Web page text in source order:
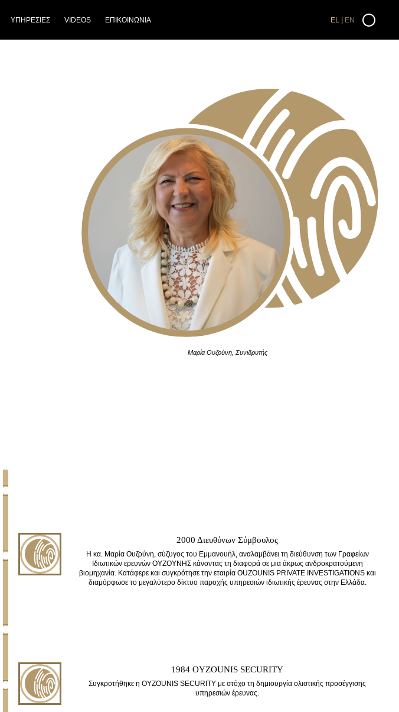
ΥΠΗΡΕΣΙΕΣ VIDEOS ΕΠΙΚΟΙΝΩΝΙΑ EL EN
Μαρία Ουζούνη, Συνιδρυτής
2000 Διευθύνων Σύμβουλος
Η κα. Μαρία Ουζούνη, σύζυγος του Εμμανουήλ, αναλαμβάνει τη διεύθυνση των Γραφείων
Ιδιωτικών ερευνών ΟΥΖΟΥΝΗΣ κάνοντας τη διαφορά σε μια άκρως ανδροκρατούμενη
βιομηχανία. Κατάφερε και συγκρότησε την εταιρία OUZOUNIS PRIVATE INVESTIGATIONS και
διαμόρφωσε το μεγαλύτερο δίκτυο παροχής υπηρεσιών ιδιωτικής έρευνας στην Ελλάδα.
1984 OYZOUNIS SECURITY
Συγκροτήθηκε η OYZOUNIS SECURΙΤY με στόχο τη δημιουργία ολιστικής προσέγγισης
υπηρεσιών έρευνας.